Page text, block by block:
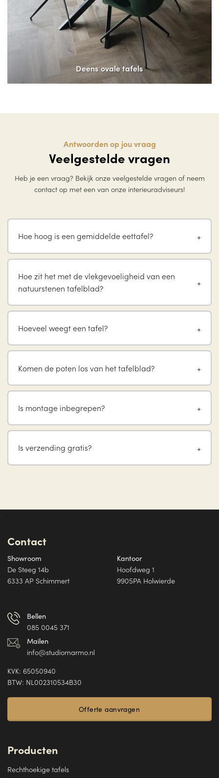
Deens ovale tafels
Antwoorden op jou vraag
Veelgestelde vragen
Heb je een vraag? Bekijk onze veelgestelde vragen of neem
contact op met een van onze interieuradviseurs!
Hoe hoog is een gemiddelde eettafel?
Hoe zit het met de vlekgevoeligheid van een
natuurstenen tafelblad?
Hoeveel weegt een tafel?
Komen de poten los van het tafelblad?
Is montage inbegrepen?
Is verzending gratis?
Contact
Showroom
De Steeg 14b
6333 AP Schimmert
Kantoor
Hoofdweg 1
9905PA Holwierde
Bellen
085 0045 371
Mailen
info@studiomarmo.nl
KVK: 65050940
BTW: NL002310534B30
Offerte aanvragen
Producten
Rechthoekige tafels